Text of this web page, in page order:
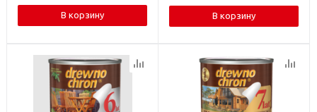
В корзину В корзину